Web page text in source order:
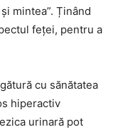
mintea”. Ținând
feței, pentru a
cu sănătatea
hiperactiv
urinară pot